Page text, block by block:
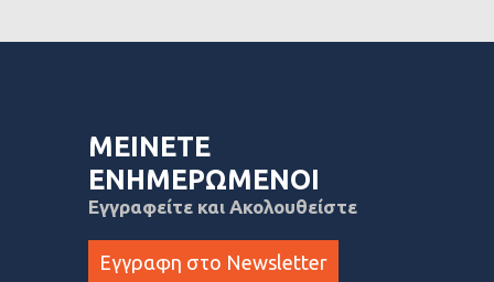
ΜΕΙΝΕΤΕ
ΕΝΗΜΕΡΩΜΕΝΟΙ
Εγγραφείτε και Ακολουθείστε
Εγγραφη στο Newsletter